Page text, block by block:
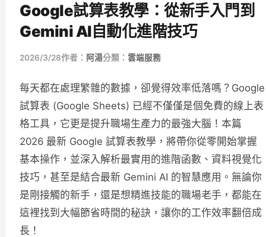
Google試算表教學：從新手入門到
Gemini AI自動化進階技巧
2026/3/28作者： 阿湯分類： 雲端服務
每天都在處理繁雜的數據，卻覺得效率低落嗎？Google
試算表 (Google Sheets) 已經不僅僅是個免費的線上表
格工具，它更是提升職場生產力的最強大腦！本篇
2026 最新 Google 試算表教學，將帶你從零開始掌握
基本操作，並深入解析最實用的進階函數、資料視覺化
技巧，甚至是結合最新 Gemini AI 的智慧應用。無論你
是剛接觸的新手，還是想精進技能的職場老手，都能在
這裡找到大幅節省時間的秘訣，讓你的工作效率翻倍成
長！